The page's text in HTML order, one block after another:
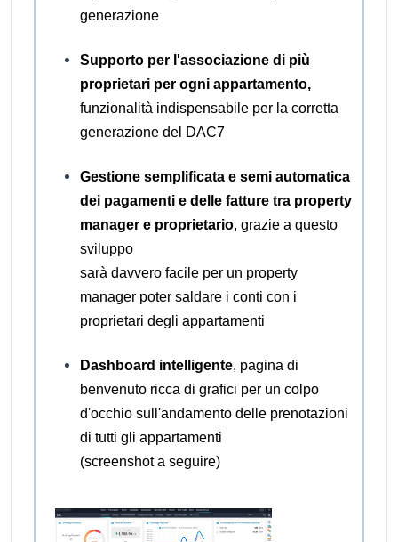
generazione
Supporto per l'associazione di più
proprietari per ogni appartamento,
funzionalità indispensabile per la corretta
generazione del DAC7
Gestione semplificata e semi automatica
dei pagamenti e delle fatture tra property
manager e proprietario, grazie a questo
sviluppo
sarà davvero facile per un property
manager poter saldare i conti con i
proprietari degli appartamenti
Dashboard intelligente, pagina di
benvenuto ricca di grafici per un colpo
d'occhio sull'andamento delle prenotazioni
di tutti gli appartamenti
(screenshot a seguire)